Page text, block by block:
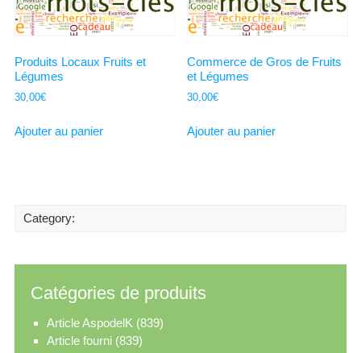
Produits Locaux Fruits et
Légumes
30,00€
Ajouter au panier
Commerce de Gros de Fruits
et Légumes
30,00€
Ajouter au panier
Category:
Catégories de produits
Article AspodelK (839)
Article fourni (839)